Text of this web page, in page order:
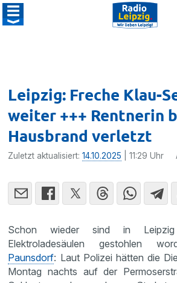
Leipzig: Freche Klau-
weiter +++ Rentnerin
Hausbrand verletzt
Zuletzt aktualisiert:14.10.2025 | 11:29 Uhr
Schon wieder sind in
Elektroladesäulen gestohlen
Paunsdorf: Laut Polizei hätten die
Montag nachts auf der